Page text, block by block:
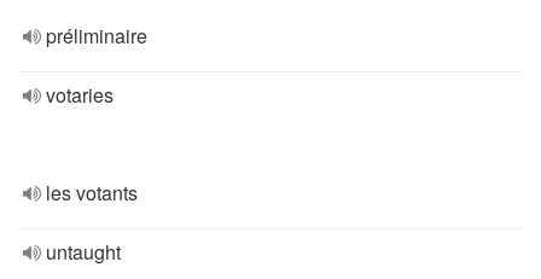
préliminaire
votaries
les votants
untaught